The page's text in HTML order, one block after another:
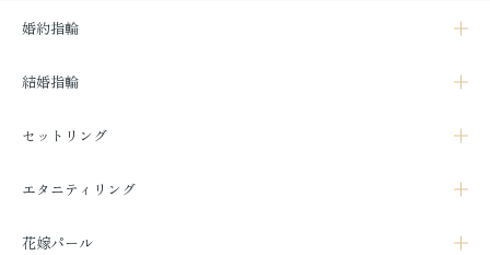
婚約指輪
結婚指輪
セットリング
エタニティリング
花嫁パール